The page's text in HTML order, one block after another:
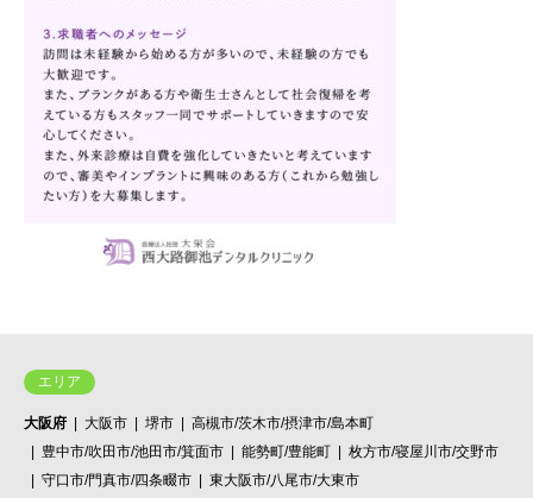
エリア
大阪府 大阪市 堺市
高槻市/茨木市/摂津市/島本町
豊中市/吹田市/池田市/箕面市
能勢町/豊能町
枚方市/寝屋川市/交野市
守口市/門真市/四条畷市
東大阪市/八尾市/大東市